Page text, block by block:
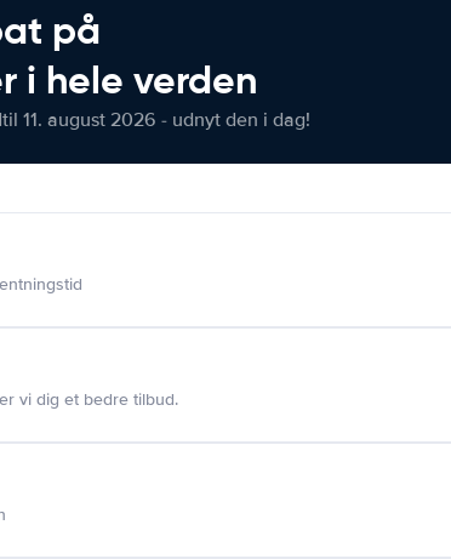
på
i hele verden
11. august 2026 - udnyt den i dag!
vi dig et bedre tilbud.